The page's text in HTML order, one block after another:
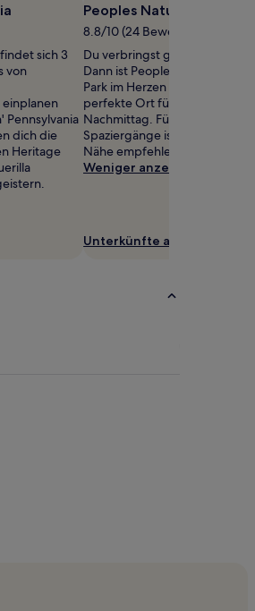
sich 3
von
Pennsylvania
dich die
Heritage
Peoples Natural Gas Park
8.8/10 (24 Bewertungen)
Du verbringst gerne Zeit im
Dann ist Peoples Natural Gas
Park im Herzen von
perfekte Ort für einen
Nachmittag. Für ausgedehnte
Spaziergänge ist der folgende
Nähe empfehlenswert:
Weniger anzeigen
Unterkünfte anzeigen